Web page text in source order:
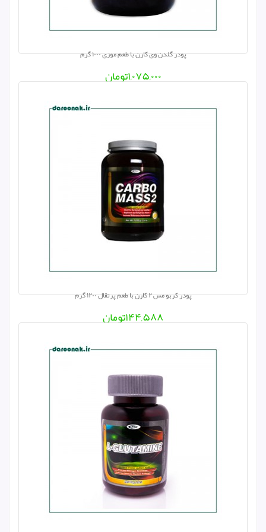
پودر گلدن وی کارن با طعم موزی ۱۰۰۰ گرم
۱,۰۷۵,۰۰۰تومان
پودر کربو مس ۲ کارن با طعم پرتقال ۱۲۰۰ گرم
۱۴۴,۵۸۸تومان